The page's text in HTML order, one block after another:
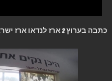
כתבה בערוץ 2 ארז לנדאו ארז ישראל 26.6.2015